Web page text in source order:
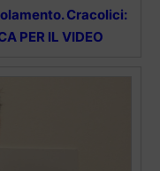
Cracolici:
PER IL VIDEO